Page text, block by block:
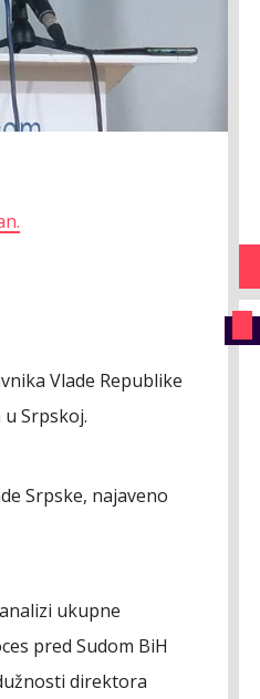
Vlade Republike
Srpskoj.
Srpske, najaveno
ukupne
pred Sudom BiH
direktora